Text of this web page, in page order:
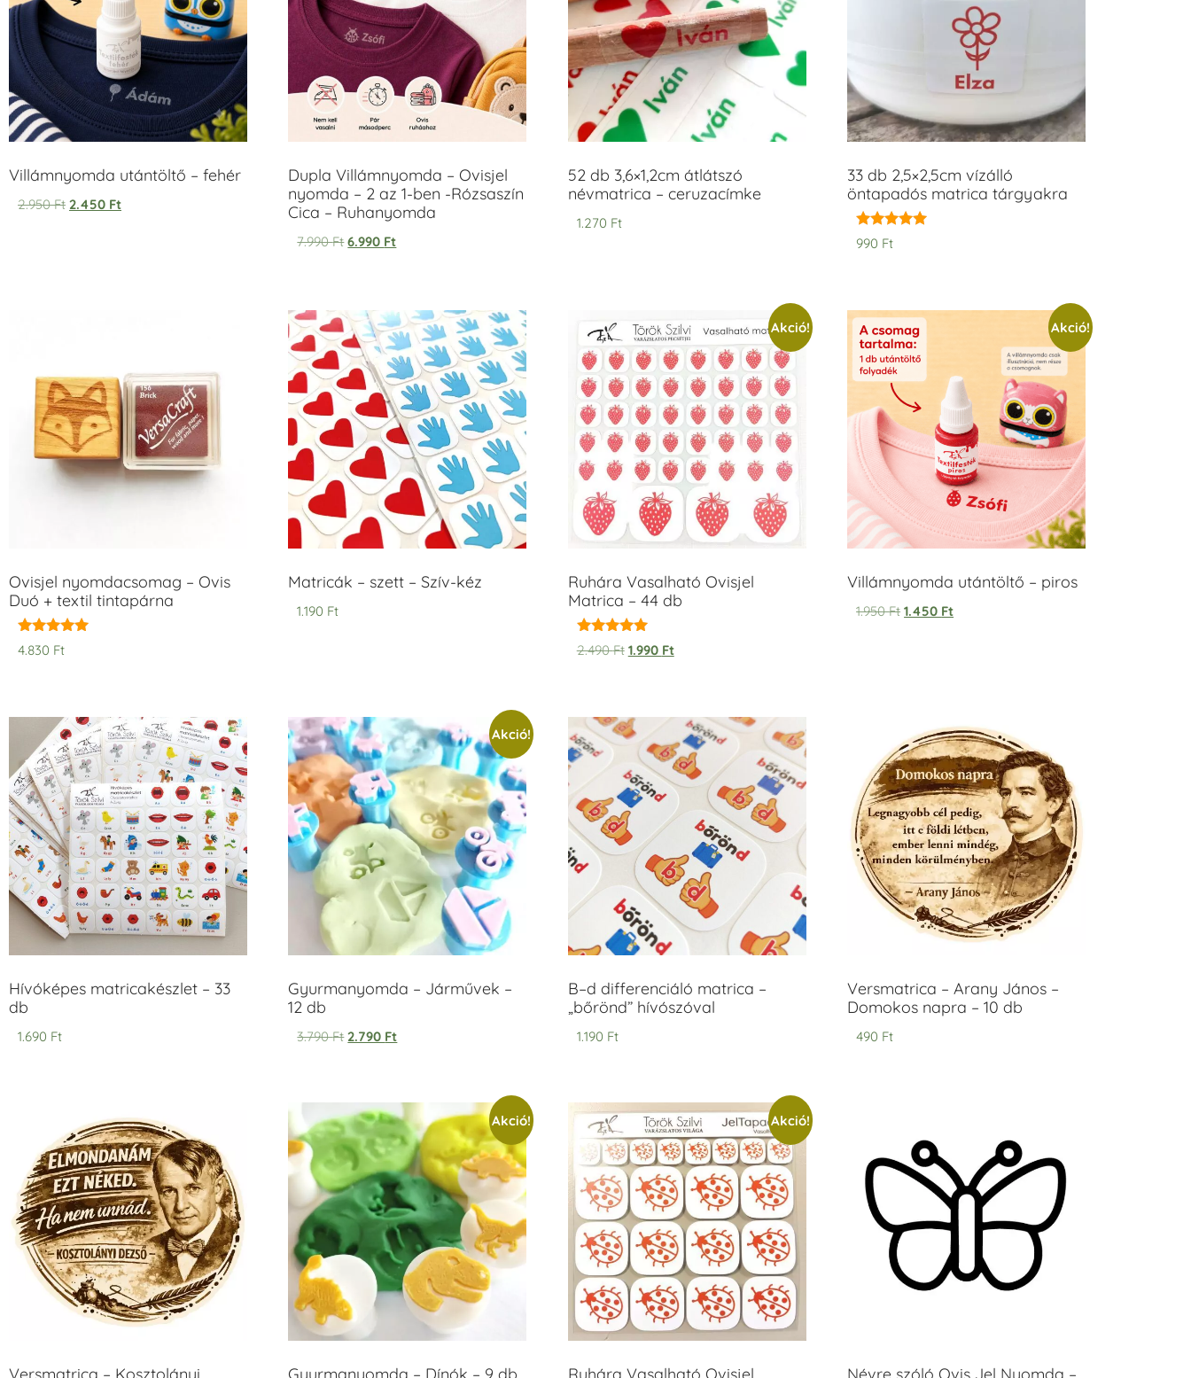
Villámnyomda utántöltő – fehér
2.950Ft 2.450 Ft
Dupla Villámnyomda – Ovisjel
nyomda – 2 az 1-ben -Rózsaszín
Cica – Ruhanyomda
7.990Ft 6.990 Ft
52 db 3,6×1,2cm átlátszó
névmatrica – ceruzacímke
1.270 Ft
33 db 2,5×2,5cm vízálló
öntapadós matrica tárgyakra
Értékelés:
5.00
990 Ft
Ovisjel nyomdacsomag – Ovis
Duó + textil tintapárna
Értékelés:
5.00
4.830 Ft
Matricák – szett – Szív-kéz
1.190 Ft
Akció!
Ruhára Vasalható Ovisjel
Matrica – 44 db
Értékelés:
5.00
2.490Ft 1.990 Ft
Akció!
Villámnyomda utántöltő – piros
1.950Ft 1.450 Ft
Hívóképes matricakészlet – 33
db
1.690 Ft
Akció!
Gyurmanyomda – Járművek –
12 db
3.790Ft 2.790 Ft
B–d differenciáló matrica –
„bőrönd” hívószóval
1.190 Ft
Versmatrica – Arany János –
Domokos napra – 10 db
490 Ft
Akció! Akció!